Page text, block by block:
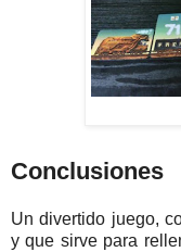
Conclusiones
Un divertido juego,
y que sirve para